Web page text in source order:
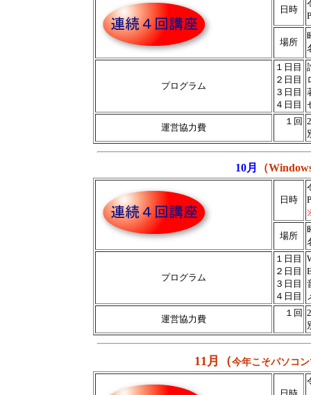
日時
場所
プログラム
１日目
２日目
３日目
４日目
運営協力費
１回
10月 （
日時
場所
プログラム
１日目
２日目
３日目
４日目
運営協力費
１回
11月（今年こそパソコ